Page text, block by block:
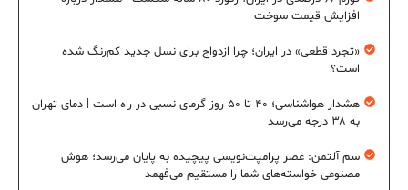
افزایش قیمت سوخت
«تجرد قطعی» در ایران؛ چرا ازدواج برای نسل جدید کم‌رنگ شده
است؟
هشدار هواشناسی؛ ۴۰ تا ۵۰ روز گرمای نسبی در راه است | دمای تهران
به ۳۸ درجه می‌رسد
سم آلتمن: عصر پرامپت‌نویسی پیچیده به پایان می‌رسد؛ هوش
مصنوعی خواسته‌های شما را مستقیم می‌فهمد